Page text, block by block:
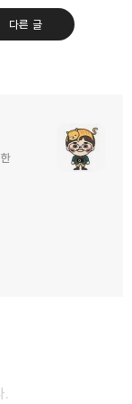
다른 글
.